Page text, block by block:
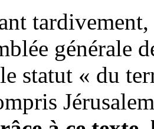
générale
statut « du